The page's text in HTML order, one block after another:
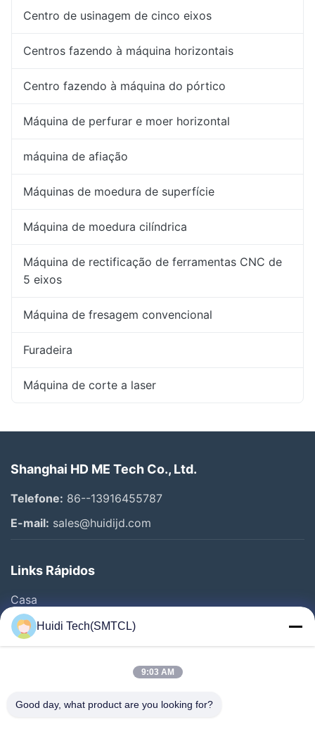
Centro de usinagem de cinco eixos
Centros fazendo à máquina horizontais
Centro fazendo à máquina do pórtico
Máquina de perfurar e moer horizontal
máquina de afiação
Máquinas de moedura de superfície
Máquina de moedura cilíndrica
Máquina de rectificação de ferramentas CNC de
5 eixos
Máquina de fresagem convencional
Furadeira
Máquina de corte a laser
Shanghai HD ME Tech Co., Ltd.
Telefone: 86--13916455787
E-mail: sales@huidijd.com
Links Rápidos
Casa
Produtos
Vídeos
Fábrica
Huidi Tech(SMTCL)
9:03 AM
Good day, what product are you looking for?